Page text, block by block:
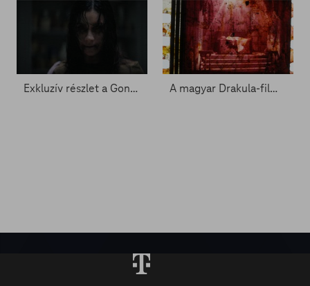
Exkluzív részlet a Gonosz halott új részéből - Zacc nélkül 2088. A magyar Drakula-film meghívást kapott a pesarói fesztiválra - Zacc nélkül 2085.